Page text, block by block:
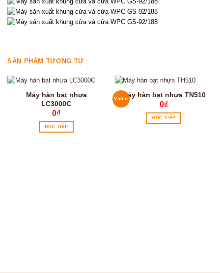
SẢN PHẨM TƯƠNG TỰ
Máy hàn bạt nhựa
LC3000C
0₫
ĐỌC TIẾP
VideoMáy hàn bạt nhựa TN510
0₫
ĐỌC TIẾP